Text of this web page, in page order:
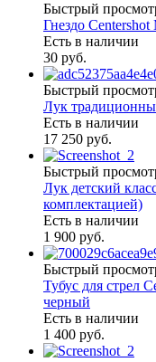
Быстрый
Гнездо
Есть в наличии
30 руб.
Быстрый
Лук
Есть в наличии
17 250 руб.
Быстрый
Лук детский
комплектацией)
Есть в наличии
1 900 руб.
Быстрый
Тубус для стрел
черный
Есть в наличии
1 400 руб.